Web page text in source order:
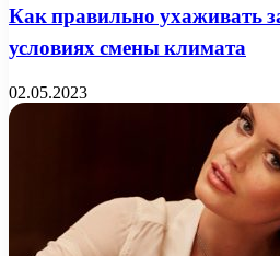
Как правильно ухаживать
условиях смены климата
02.05.2023